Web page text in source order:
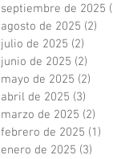
septiembre de 2025
agosto de 2025 (2)
julio de 2025 (2)
junio de 2025 (2)
mayo de 2025 (2)
abril de 2025 (3)
marzo de 2025 (2)
febrero de 2025 (1)
enero de 2025 (3)